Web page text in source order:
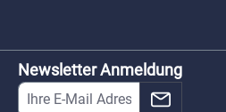
Newsletter Anmeldung